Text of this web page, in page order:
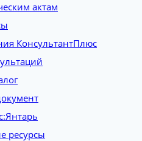
актам
КонсультантПлюс
ресурсы